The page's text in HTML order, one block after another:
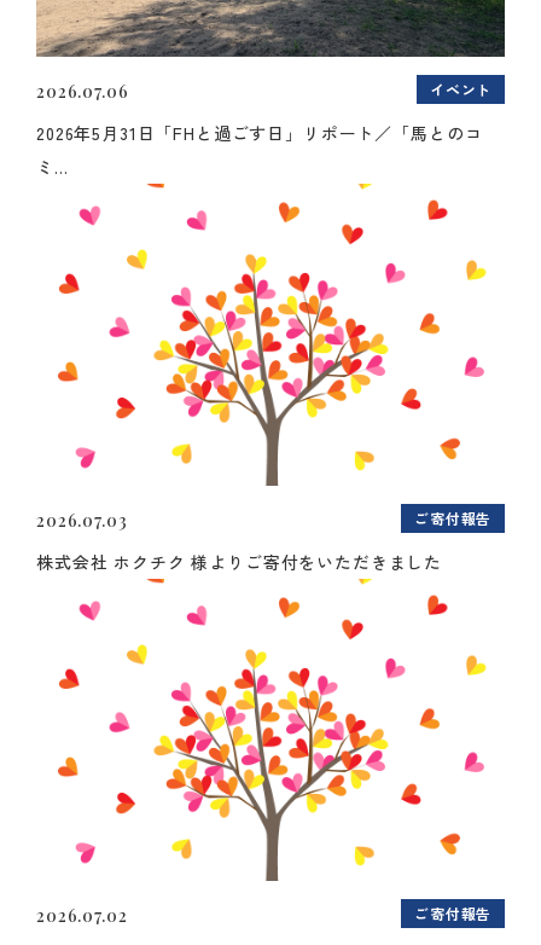
2026.07.06 イベント
2026年5月31日「FHと過ごす日」リポート／「馬とのコ
ミ...
2026.07.03 ご寄付報告
株式会社 ホクチク 様よりご寄付をいただきました
2026.07.02 ご寄付報告